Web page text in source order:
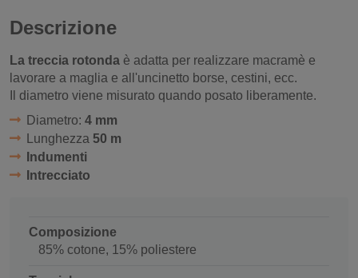
Descrizione
La treccia rotonda è adatta per realizzare macramè e
lavorare a maglia e all'uncinetto borse, cestini, ecc.
Il diametro viene misurato quando posato liberamente.
Diametro: 4 mm
Lunghezza 50 m
Indumenti
Intrecciato
Composizione
85% cotone, 15% poliestere